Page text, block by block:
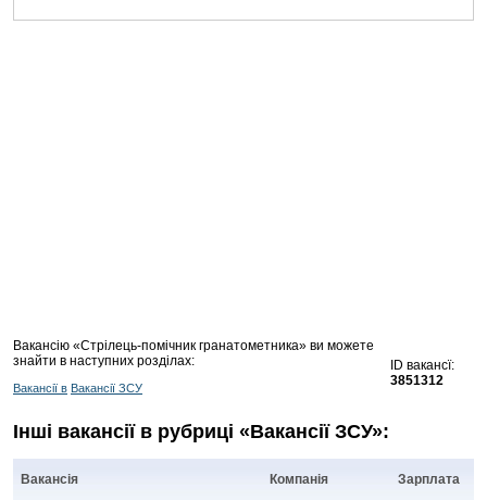
Вакансію «Стрілець-помічник гранатометника» ви можете
знайти в наступних розділах:
Вакансії в Вакансії ЗСУ
ID вакансї:
3851312
Інші вакансії в рубриці «Вакансії ЗСУ»:
Вакансія Компанія
Зарплата